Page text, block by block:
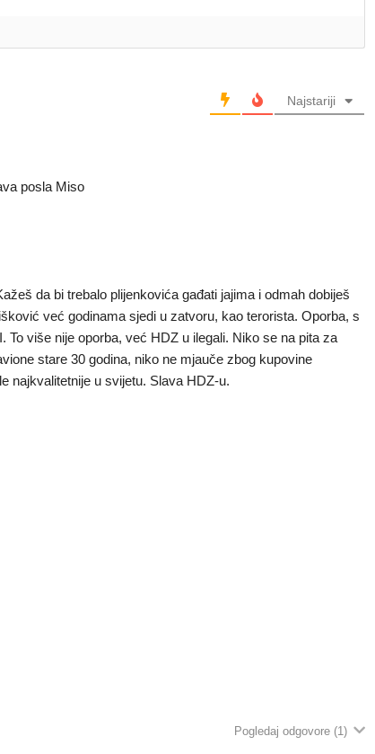
Najstariji
posla Miso
da bi trebalo plijenkovića gađati jajima i odmah dobiješ
već godinama sjedi u zatvoru, kao terorista. Oporba, s
više nije oporba, već HDZ u ilegali. Niko se na pita za
stare 30 godina, niko ne mjauče zbog kupovine
najkvalitetnije u svijetu. Slava HDZ-u.
Pogledaj odgovore (1)